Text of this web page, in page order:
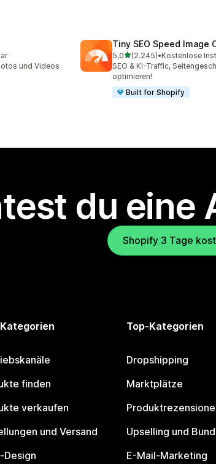
und Videos
Tiny SEO Speed Image
5,0von 5 Sternen
(2.245)
2245 Rezensionen
•Kostenlose
SEO & KI-Traffic,
optimieren!
Built for Shopify
du eine
Shopify 3 Tage
finden
verkaufen
und Versand
Design
Top-Kategorien
Dropshipping
Marktplätze
Upselling und
E-Mail-Marketing